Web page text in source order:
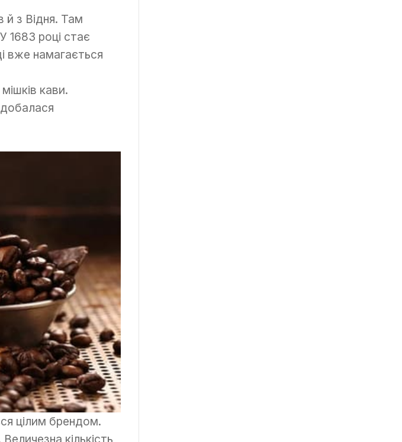
й з Відня. Там
1683 році стає
вже намагається
кави.
цілим брендом.